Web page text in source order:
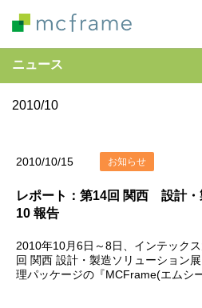
ニュース
2010/10
2010/10/15 お知らせ
レポート：第14回 関西 設計・
10 報告
2010年10月6日～8日、インテック
回 関西 設計・製造ソリューション
理パッケージの『MCFrame(エムシ